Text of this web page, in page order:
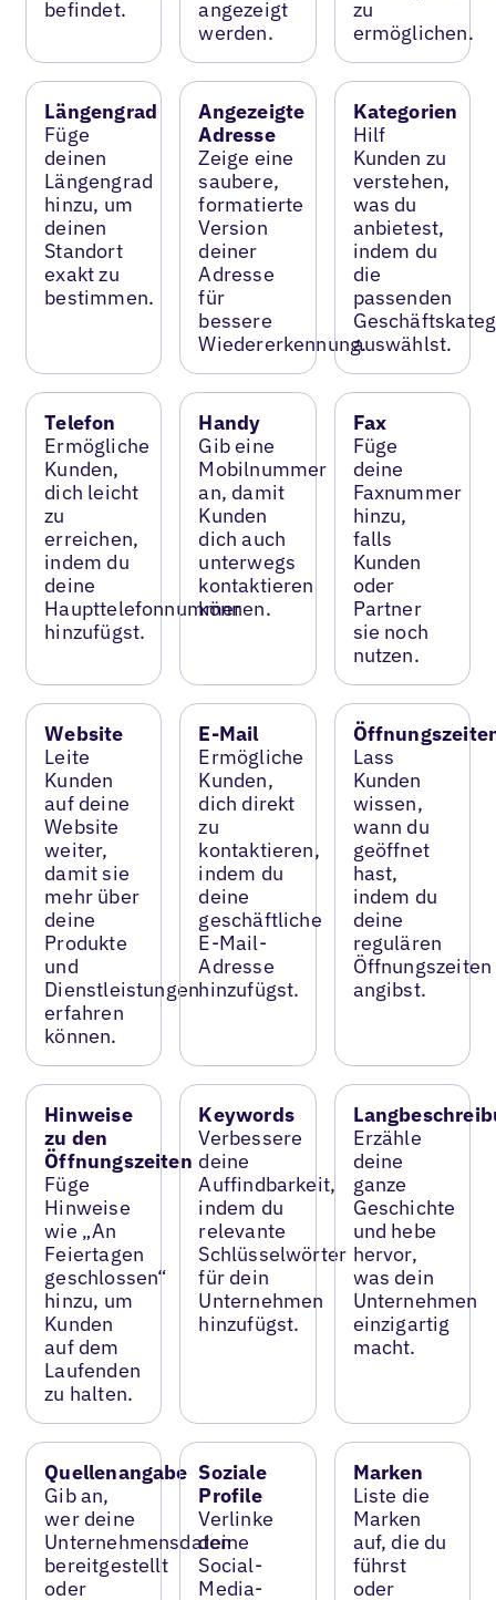
befindet.
angezeigt
werden.
zu
ermöglichen.
Längengrad
Füge
deinen
Längengrad
hinzu, um
deinen
Standort
exakt zu
bestimmen.
Angezeigte
Adresse
Zeige eine
saubere,
formatierte
Version
deiner
Adresse
für
bessere
Wiedererkennung.
Kategorien
Hilf
Kunden zu
verstehen,
was du
anbietest,
indem du
die
passenden
auswählst.
Telefon
Ermögliche
Kunden,
dich leicht
zu
erreichen,
indem du
deine
Haupttelefonnummer
hinzufügst.
Handy
Gib eine
Mobilnummer
an, damit
Kunden
dich auch
unterwegs
kontaktieren
können.
Fax
Füge
deine
Faxnummer
hinzu,
falls
Kunden
oder
Partner
sie noch
nutzen.
Website
Leite
Kunden
auf deine
Website
weiter,
damit sie
mehr über
deine
Produkte
und
Dienstleistungen
erfahren
können.
E-Mail
Ermögliche
Kunden,
dich direkt
zu
kontaktieren,
indem du
deine
geschäftliche
E-Mail-
Adresse
hinzufügst.
Lass
Kunden
wissen,
wann du
geöffnet
hast,
indem du
deine
regulären
Öffnungszeiten
angibst.
Hinweise
zu den
Öffnungszeiten
Füge
Hinweise
wie „An
Feiertagen
geschlossen“
hinzu, um
Kunden
auf dem
Laufenden
zu halten.
Keywords
Verbessere
deine
Auffindbarkeit,
indem du
relevante
Schlüsselwörter
für dein
Unternehmen
hinzufügst.
Erzähle
deine
ganze
Geschichte
und hebe
hervor,
was dein
Unternehmen
einzigartig
macht.
Quellenangabe
Gib an,
wer deine
Unternehmensdaten
bereitgestellt
oder
Soziale
Profile
Verlinke
deine
Social-
Media-
Marken
Liste die
Marken
auf, die du
führst
oder